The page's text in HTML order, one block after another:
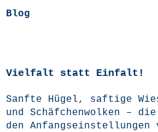
Blog
Vielfalt statt Einfalt!
Sanf­te Hügel, saf­ti­ge
und Schäf­chen­wol­ken –
den Anfangs­ein­stel­lun­gen